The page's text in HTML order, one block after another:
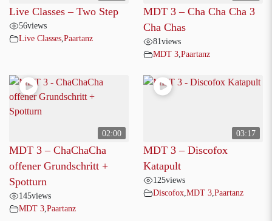
Live Classes – Two Step
56views
Live Classes,Paartanz
MDT 3 – Cha Cha Cha 3
Cha Chas
81views
MDT 3,Paartanz
02:00
MDT 3 – ChaChaCha
offener Grundschritt +
Spotturn
145views
MDT 3 Paartanz
03:17
MDT 3 – Discofox
Katapult
125views
Discofox MDT 3 Paartanz